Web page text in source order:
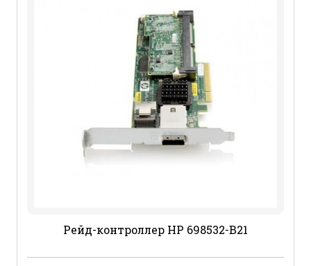
Рейд-контроллер HP 698532-B21